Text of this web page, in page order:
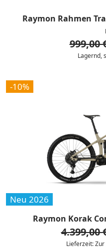
Raymon Rahmen
999,00
Lagernd,
-10%
Neu 2026
Raymon Korak
4.399,00
Lieferzeit: